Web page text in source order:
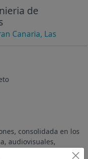
de
Canaria, Las
consolidada en los
audiovisuales,
renovables. Tareas -